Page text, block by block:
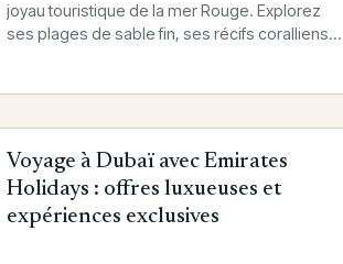
joyau touristique de la mer Rouge. Explorez
ses plages de sable fin, ses récifs coralliens
Voyage à Dubaï avec Emirates
Holidays : offres luxueuses et
expériences exclusives